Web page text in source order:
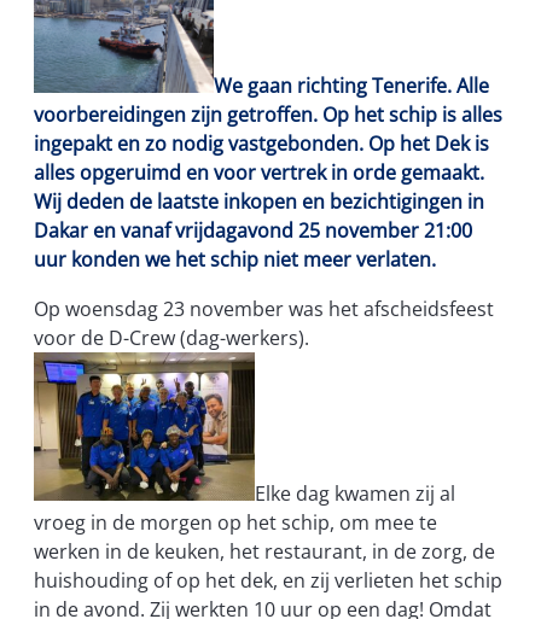
We gaan richting Tenerife.Alle
voorbereidingen zijn getroffen. Op het schip is alles
ingepakt en zo nodig vastgebonden. Op het Dek is
alles opgeruimd en voor vertrek in orde gemaakt.
Wij deden de laatste inkopen en bezichtigingen in
Dakar en vanaf vrijdagavond 25 november 21:00
uur konden we het schip niet meer verlaten.
Op woensdag 23 november was het afscheidsfeest
voor de D-Crew (dag-werkers).
Elke dag kwamen zij al
vroeg in de morgen op het schip, om mee te
werken in de keuken, het restaurant, in de zorg, de
huishouding of op het dek, en zij verlieten het schip
in de avond. Zij werkten 10 uur op een dag! Omdat